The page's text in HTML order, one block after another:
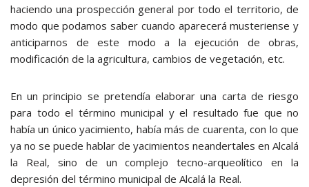
haciendo una prospección general por todo el territorio, de
modo que podamos saber cuando aparecerá musteriense y
anticiparnos de este modo a la ejecución de obras,
modificación de la agricultura, cambios de vegetación, etc.
En un principio se pretendía elaborar una carta de riesgo
para todo el término municipal y el resultado fue que no
había un único yacimiento, había más de cuarenta, con lo que
ya no se puede hablar de yacimientos neandertales en Alcalá
la Real, sino de un complejo tecno-arqueolítico en la
depresión del término municipal de Alcalá la Real.